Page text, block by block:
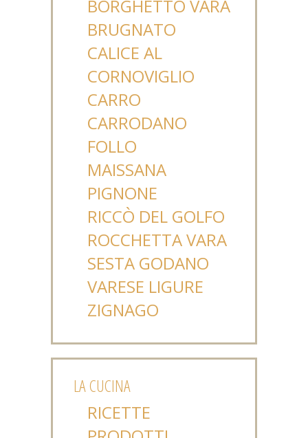
BORGHETTO VARA
BRUGNATO
CALICE AL
CORNOVIGLIO
CARRO
CARRODANO
FOLLO
MAISSANA
PIGNONE
RICCÒ DEL GOLFO
ROCCHETTA VARA
SESTA GODANO
VARESE LIGURE
ZIGNAGO
LA CUCINA
RICETTE